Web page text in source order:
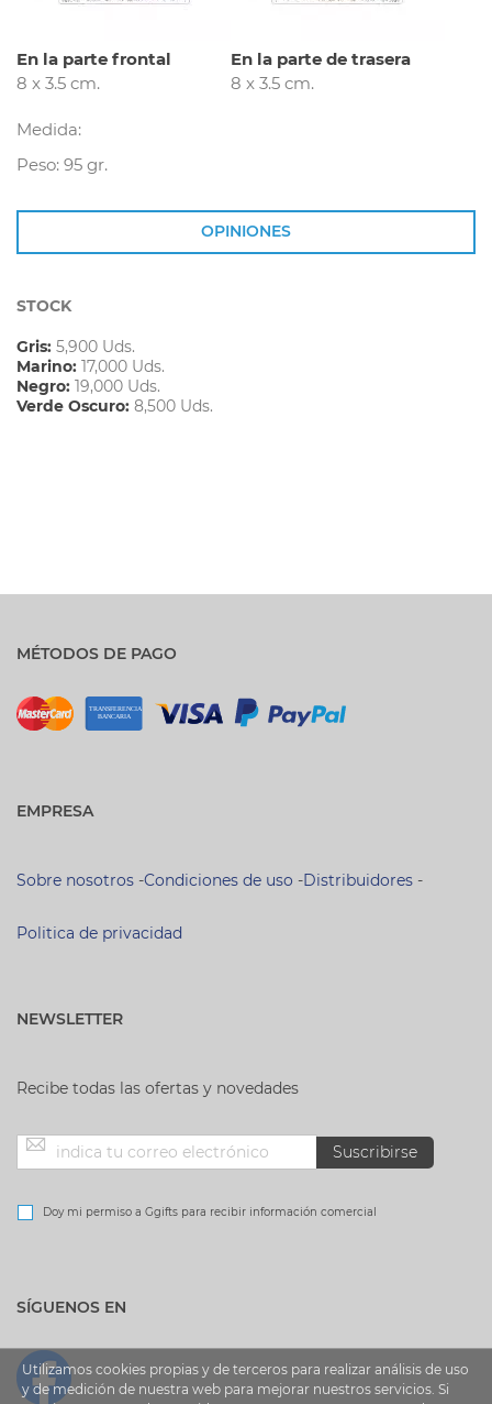
En la parte frontal
8 x 3.5 cm.
En la parte de trasera
8 x 3.5 cm.
Medida:
Peso: 95 gr.
OPINIONES
STOCK
Gris: 5,900 Uds.
Marino: 17,000 Uds.
Negro: 19,000 Uds.
Verde Oscuro: 8,500 Uds.
MÉTODOS DE PAGO
EMPRESA
Sobre nosotros -Condiciones de uso -Distribuidores -
Politica de privacidad
NEWSLETTER
Recibe todas las ofertas y novedades
Inscríbase
a
boletín
de
Suscribirse
Doy mi permiso a Ggifts para recibir información comercial
SÍGUENOS EN
Utilizamos cookies propias y de terceros para realizar análisis de uso
y de medición de nuestra web para mejorar nuestros servicios. Si